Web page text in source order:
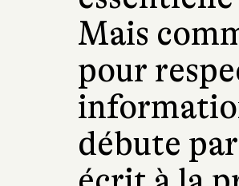
Mais
pour
débute